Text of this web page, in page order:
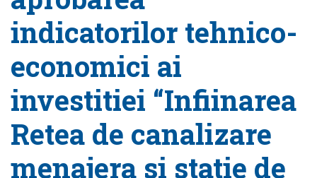
indicatorilor tehnico-
economici ai
investitiei “Infiinarea
Retea de canalizare
menajera si statie de